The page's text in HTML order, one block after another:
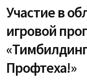
Участие в
игровой
Профтеха!»